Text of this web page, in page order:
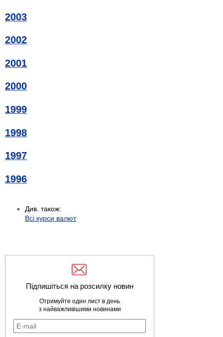
2003
2002
2001
2000
1999
1998
1997
1996
Див. також:
Всі курси валют
Підпишіться на розсилку новин
Отримуйте один лист в день
з найважливішими новинами